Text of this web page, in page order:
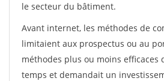
le secteur du bâtiment.
Avant internet, les méthodes de
limitaient aux prospectus ou au
méthodes plus ou moins efficaces
temps et demandait un